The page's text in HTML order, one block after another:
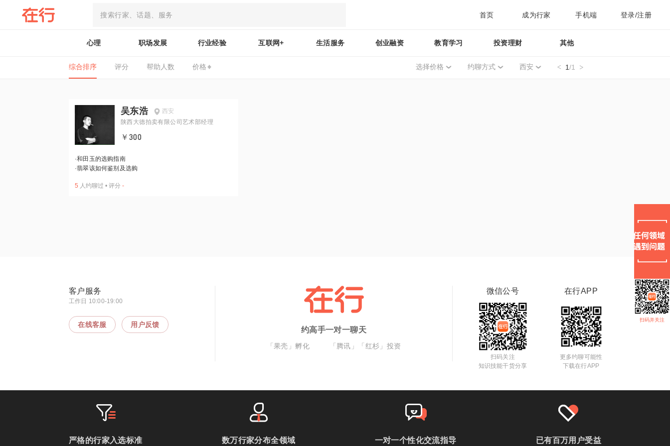
首页 成为行家 手机端 登录/注册
心理 职场发展 行业经验 互联网+ 生活服务 创业融资 教育学习 投资理财 其他
综合排序 评分 帮助人数 价格 选择价格 约聊方式 西安 1/1
吴东浩
西安
陕西大德拍卖有限公司艺术部经理
￥300
·和田玉的选购指南
·翡翠该如何鉴别及选购
5 人约聊过 • 评分 -
扫码并关注
客户服务
工作日 10:00-19:00
在线客服 用户反馈
约高手一对一聊天
「果壳」孵化 「腾讯」「红杉」投资
微信公号
扫码关注
知识技能干货分享
在行APP
更多约聊可能性
下载在行APP
严格的行家入选标准 数万行家分布全领域 一对一个性化交流指导 已有百万用户受益